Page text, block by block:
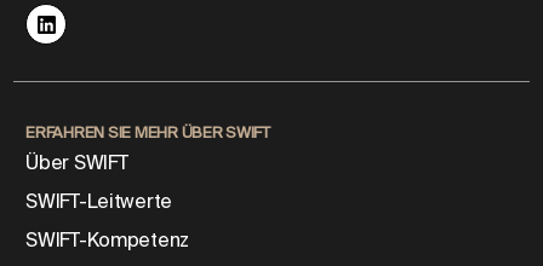
ERFAHREN SIE MEHR ÜBER SWIFT
Über SWIFT
SWIFT-Leitwerte
SWIFT-Kompetenz